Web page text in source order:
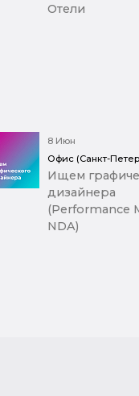
Отели
8 Июн
Офис (Санкт-
Ищем
дизайнера
(Performance
NDA)